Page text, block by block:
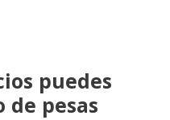
puedes
pesas